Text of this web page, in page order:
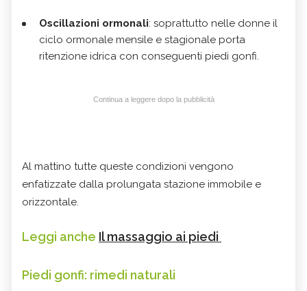
Oscillazioni ormonali: soprattutto nelle donne il
ciclo ormonale mensile e stagionale porta
ritenzione idrica con conseguenti piedi gonfi.
Continua a leggere dopo la pubblicità
Al mattino tutte queste condizioni vengono
enfatizzate dalla prolungata stazione immobile e
orizzontale.
Leggi anche Il massaggio ai piedi
Piedi gonfi: rimedi naturali